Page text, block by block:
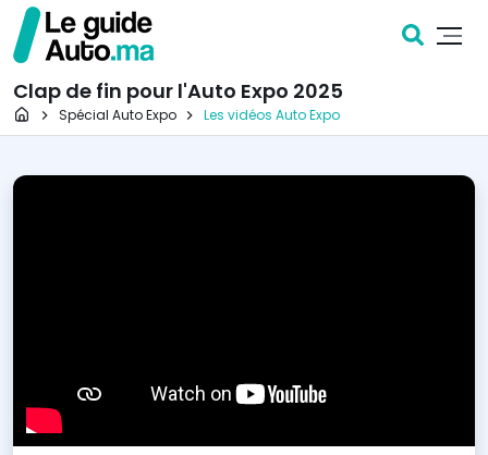
Clap de fin pour l'Auto Expo 2025
Page d'accueil
Spécial Auto Expo Les vidéos Auto Expo